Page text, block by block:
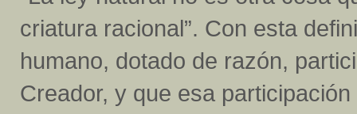
criatura racional”. Con esta
humano, dotado de razón,
Creador, y que esa